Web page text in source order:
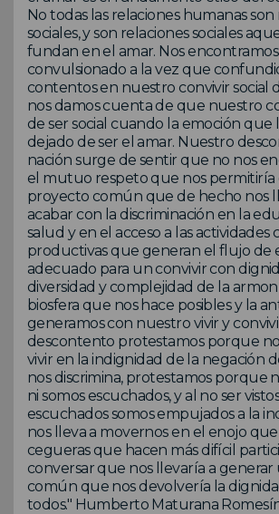
No todas las relaciones humanas son
sociales, y son relaciones sociales
fundan en el amar. Nos
convulsionado a la vez que
contentos en nuestro convivir social
nos damos cuenta de que nuestro
de ser social cuando la emoción que
dejado de ser el amar. Nuestro
nación surge de sentir que no nos
el mutuo respeto que nos
proyecto común que de hecho nos
acabar con la discriminación en la
salud y en el acceso a las actividades
productivas que generan el flujo de
adecuado para un convivir con
diversidad y complejidad de la
biosfera que nos hace posibles y la
generamos con nuestro vivir y
descontento protestamos porque
vivir en la indignidad de la negación
nos discrimina, protestamos porque
ni somos escuchados, y al no ser
escuchados somos empujados a la
nos lleva a movernos en el enojo
cegueras que hacen más difícil
conversar que nos llevaría a
común que nos devolvería la
todos." Humberto Maturana